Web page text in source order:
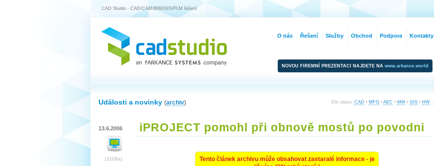
CAD Studio - CAD/CAM/BIM/GIS/PLM řešení
NOVOU FIREMNÍ PREZENTACI NAJDETE NA www.arkance.world
Dle oboru: CAD • MFG • AEC • MM • GIS • HW
Události a novinky (archiv)
13.6.2006
[31106x]
iPROJECT pomohl při obnově mostů po povodni
Tento článek archivu může obsahovat zastaralé informace - je
O nás Řešení Služby Obchod Podpora Kontakty